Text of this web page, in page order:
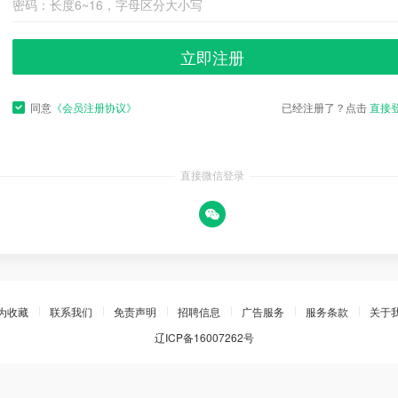
立即注册
已经注册了？点击直接
同意 《会员注册协议》
直接微信登录
收藏 联系我们 免责声明 招聘信息 广告服务 服务条款
关于
辽ICP备16007262号